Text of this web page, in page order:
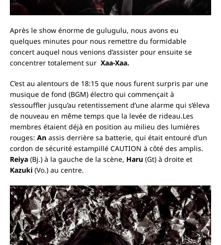
Après le show énorme de gulugulu, nous avons eu
quelques minutes pour nous remettre du formidable
concert auquel nous venions d’assister pour ensuite se
concentrer totalement sur Xaa-Xaa.
C’est au alentours de 18:15 que nous furent surpris par une
musique de fond (BGM) électro qui commençait à
s’essouffler jusqu’au retentissement d’une alarme qui s’éleva
de nouveau en même temps que la levée de rideau.Les
membres étaient déjà en position au milieu des lumières
rouges: An assis derrière sa batterie, qui était entouré d’un
cordon de sécurité estampillé CAUTION à côté des amplis.
Reiya (Bj.) à la gauche de la scène, Haru (Gt) à droite et
Kazuki (Vo.) au centre.